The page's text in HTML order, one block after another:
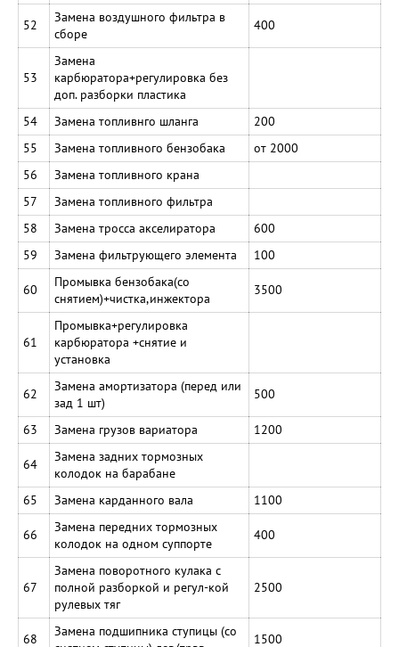
52
Замена воздушного фильтра в
сборе
400
53
Замена
карбюратора+регулировка без
доп. разборки пластика
54
Замена топливнго шланга
200
55
Замена топливного бензобака
от 2000
56
Замена топливного крана
57
Замена топливного фильтра
58
Замена тросса акселиратора
600
59
Замена фильтрующего элемента 100
60
Промывка бензобака(со
снятием)+чистка,инжектора
3500
61
Промывка+регулировка
карбюратора +снятие и
установка
62
Замена амортизатора (перед или
зад 1 шт)
500
63 Замена грузов вариатора 1200
64
Замена задних тормозных
колодок на барабане
65
Замена карданного вала 1100
66
Замена передних тормозных
колодок на одном суппорте
400
67
Замена поворотного кулака с
полной разборкой и регул-кой
рулевых тяг
2500
68
Замена подшипника ступицы (со
1500